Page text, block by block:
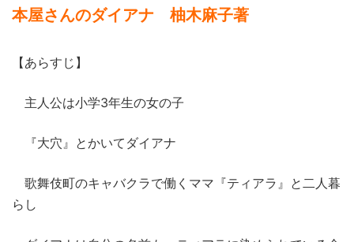
本屋さんのダイアナ 柚木麻子著
【あらすじ】
主人公は小学3年生の女の子
『大穴』とかいてダイアナ
歌舞伎町のキャバクラで働くママ『ティアラ』と二人暮
らし